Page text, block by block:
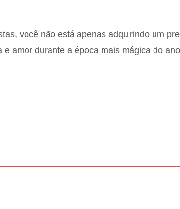
você não está apenas adquirindo um
amor durante a época mais mágica do